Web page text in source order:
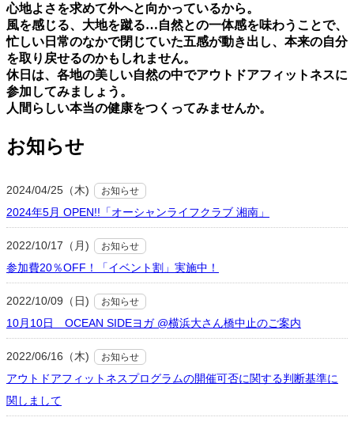
⼼地よさを求めて外へと向かっているから。
⾵を感じる、⼤地を蹴る…⾃然との⼀体感を味わうことで、
忙しい⽇常のなかで閉じていた五感が動き出し、本来の⾃分
を取り戻せるのかもしれません。
休⽇は、各地の美しい⾃然の中でアウトドアフィットネスに
参加してみましょう。
⼈間らしい本当の健康をつくってみませんか。
お知らせ
2024/04/25（木) お知らせ
2024年5月 OPEN!!「オーシャンライフクラブ 湘南」
2022/10/17（月) お知らせ
参加費20％OFF！「イベント割」実施中！
2022/10/09（日) お知らせ
10月10日 OCEAN SIDEヨガ @横浜大さん橋中止のご案内
2022/06/16（木) お知らせ
アウトドアフィットネスプログラムの開催可否に関する判断基準に
関しまして